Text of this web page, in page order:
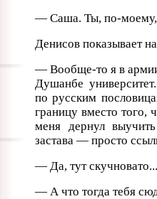
— Саша. Ты, по-моему,
Денисов показывает
— Вообще-то я в
Душанбе
по русским
границу вместо того,
меня дернул
застава — просто
— Да, тут скучновато...
— А что тогда тебя